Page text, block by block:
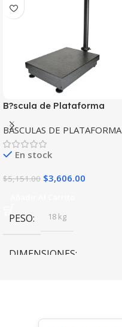
B?scula de Plataforma
Capacidad 500 kg
BASCULAS DE PLATAFORMA
En stock
$5,151.00 $3,606.00
PESO 18 kg
DIMENSIONES
MARCA Rhino